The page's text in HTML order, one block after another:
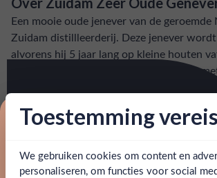
Snelle levering : voor 15:00, morgen in huis
artikel vermeld)
Behulpzameen goed bereikbare
Een mooie oude jenever van de geroemde
Zuidam distillleerderij. Deze jenever
alvorens hij 5 jaar lang op kleine houten
gerijpt. Rijke, aangenaam zoete jenever
SPECIFICATIES
Alcohol 38.00%
Toestemming
We gebruiken cookies om content en
personaliseren, om functies voor social
Proost op je eerste
Schrijf je in en ontvang direct 5%
bestelling.